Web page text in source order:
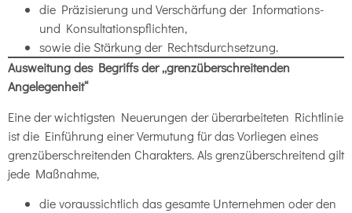
die Präzisierung und Verschärfung der Informations-
und Konsultationspflichten,
sowie die Stärkung der Rechtsdurchsetzung.
Ausweitung des Begriffs der „grenzüberschreitenden
Angelegenheit“
Eine der wichtigsten Neuerungen der überarbeiteten Richtlinie
ist die Einführung einer Vermutung für das Vorliegen eines
grenzüberschreitenden Charakters. Als grenzüberschreitend gilt
jede Maßnahme,
die voraussichtlich das gesamte Unternehmen oder den